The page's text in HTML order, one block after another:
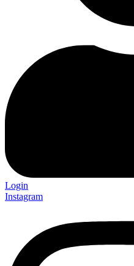
Login
Instagram